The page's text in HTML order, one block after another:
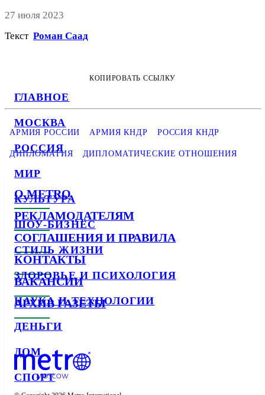
ГЛАВНОЕ
МОСКВА
РОССИЯ
МИР
КУЛЬТУРА
ШОУ-БИЗНЕС
СТИЛЬ ЖИЗНИ
ЗДОРОВЬЕ И ПСИХОЛОГИЯ
НАУКА И ТЕХНОЛОГИИ
ДЕНЬГИ
ДОМ
СПОРТ
27 июля 2023
Текст Роман Саад
КОПИРОВАТЬ ССЫЛКУ
АРМИЯ РОССИИ АРМИЯ КНДР РОССИЯ КНДР
ДИПЛОМАТИЯ ДИПЛОМАТИЧЕСКИЕ ОТНОШЕНИЯ
О METRO
РЕКЛАМОДАТЕЛЯМ
СОГЛАШЕНИЯ И ПРАВИЛА
КОНТАКТЫ
ВАКАНСИИ
АРХИВ ГАЗЕТЫ